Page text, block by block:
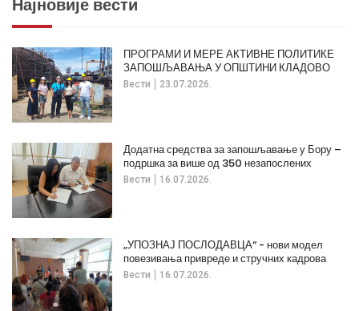
Најновије вести
Вести 23.07.2026.
ПРОГРАМИ И МЕРЕ АКТИВНЕ ПОЛИТИКЕ
ЗАПОШЉАВАЊА У ОПШТИНИ КЛАДОВО
Вести 16.07.2026.
Додатна средства за запошљавање у Бору –
подршка за више од 350 незапослених
Вести 16.07.2026.
„УПОЗНАЈ ПОСЛОДАВЦА“ - нови модел
повезивања привреде и стручних кадрова